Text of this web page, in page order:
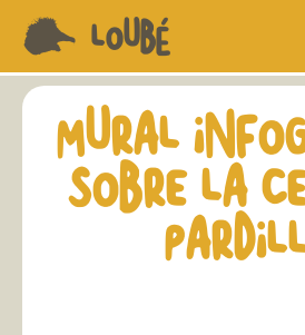
contenido
LOUBÉ
MURAL
SOBRE LA